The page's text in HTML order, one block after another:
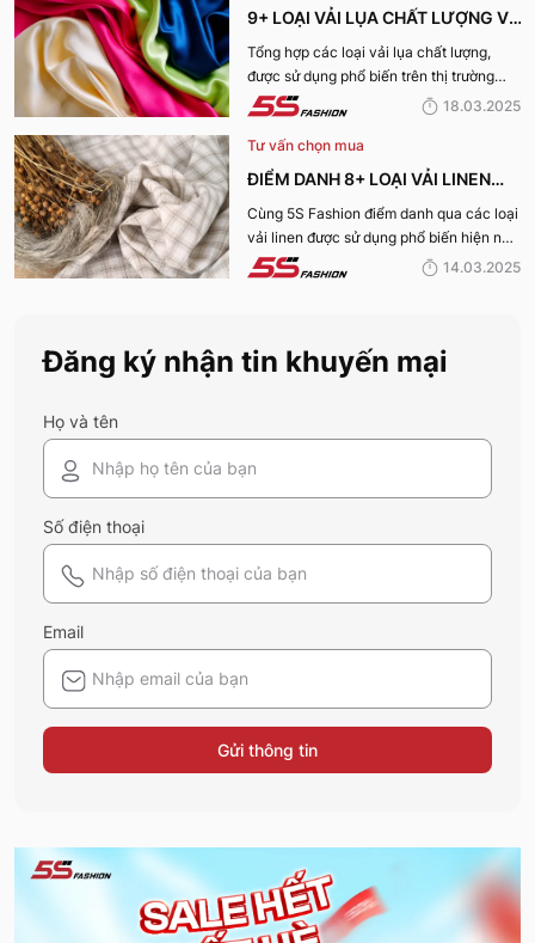
sau những chiếc bộ trang phục vừa đẹp
9+ LOẠI VẢI LỤA CHẤT LƯỢNG VÀ
TỐT NHẤT HIỆN NAY
Tổng hợp các loại vải lụa chất lượng,
được sử dụng phổ biến trên thị trường
hiện nay sẽ được 5S Fashion cung cấp
tìm hiểu nhé!
18.03.2025
Tư vấn chọn mua
ĐIỂM DANH 8+ LOẠI VẢI LINEN
PHỔ BIẾN NHẤT HIỆN NAY
Cùng 5S Fashion điểm danh qua các loại
vải linen được sử dụng phổ biến hiện nay
trên thị trường cũng như ưu nhược điểm
14.03.2025
Đăng ký nhận tin khuyến mại
Họ và tên
Số điện thoại
Email
Gửi thông tin